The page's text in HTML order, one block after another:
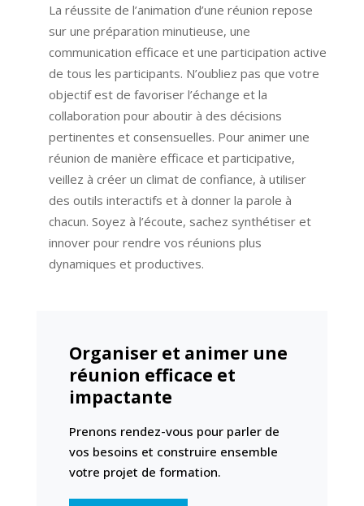
La réussite de l’animation d’une réunion repose
sur une préparation minutieuse, une
communication efficace et une participation active
de tous les participants. N’oubliez pas que votre
objectif est de favoriser l’échange et la
collaboration pour aboutir à des décisions
pertinentes et consensuelles. Pour animer une
réunion de manière efficace et participative,
veillez à créer un climat de confiance, à utiliser
des outils interactifs et à donner la parole à
chacun. Soyez à l’écoute, sachez synthétiser et
innover pour rendre vos réunions plus
dynamiques et productives.
Organiser et animer une
réunion efficace et
impactante
Prenons rendez-vous pour parler de
vos besoins et construire ensemble
votre projet de formation.